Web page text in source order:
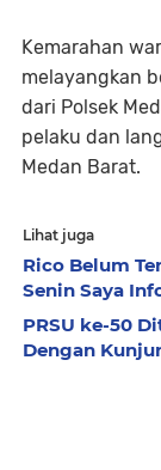
Kemarahan
melayangkan
dari Polsek
pelaku dan
Medan Barat.
Lihat juga
Rico Belum
Senin Saya
PRSU ke-50
Dengan